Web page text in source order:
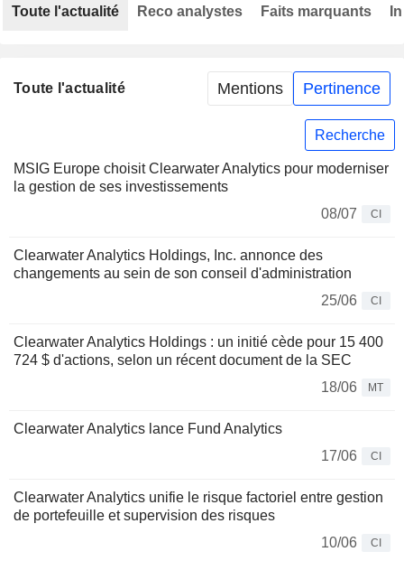
Toute l'actualité Mentions Pertinence
Recherche
MSIG Europe choisit Clearwater Analytics pour moderniser
la gestion de ses investissements
08/07
CI
Clearwater Analytics Holdings, Inc. annonce des
changements au sein de son conseil d'administration
25/06
CI
Clearwater Analytics Holdings : un initié cède pour 15 400
724 $ d'actions, selon un récent document de la SEC
18/06
MT
Clearwater Analytics lance Fund Analytics
17/06
CI
Clearwater Analytics unifie le risque factoriel entre gestion
de portefeuille et supervision des risques
10/06
CI
Toute l'actualité Reco analystes Faits marquants